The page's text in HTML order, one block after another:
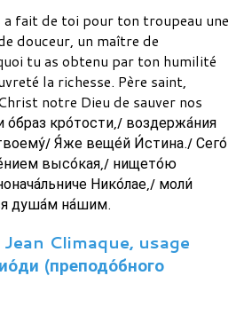
fait de toi pour ton troupeau une
douceur, un maître de
tu as obtenu par ton humilité
la richesse. Père saint,
notre Dieu de sauver nos
кро́тости,/ воздержа́ния
Я́же веще́й И́стина./ Сего́
высо́кая,/ нището́ю
Нико́лае,/ моли́
душа́м на́шим.
Climaque, usage
(преподо́бного